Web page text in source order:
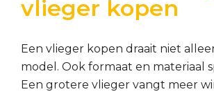
vlieger kopen
Een vlieger kopen draait niet
model. Ook formaat en materiaal
Een grotere vlieger vangt meer